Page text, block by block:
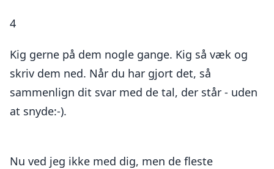
4
Kig gerne på dem nogle gange. Kig så væk og
skriv dem ned. Når du har gjort det, så
sammenlign dit svar med de tal, der står - uden
at snyde:-).
Nu ved jeg ikke med dig, men de fleste